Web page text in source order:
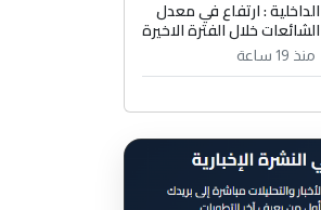
الداخلية : ارتفاع في معدل
الشائعات خلال الفترة الاخيرة
منذ 19 ساعة